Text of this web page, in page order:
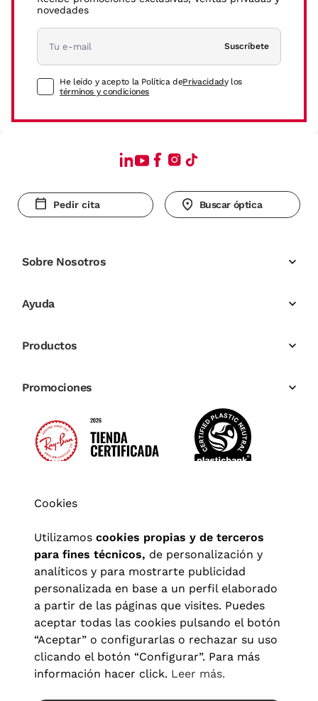
novedades
Suscríbete
He leído y acepto la Política dePrivacidady los
términos y condiciones
Pedir cita Buscar óptica
Sobre Nosotros
Ayuda
Productos
Promociones
Aviso legal| Política de privacidad Términos y condiciones
Política de cookies|Configuración de cookies
Cookies
Utilizamos cookies propias y de terceros
para fines técnicos, de personalización y
analíticos y para mostrarte publicidad
personalizada en base a un perfil elaborado
a partir de las páginas que visites. Puedes
aceptar todas las cookies pulsando el botón
“Aceptar” o configurarlas o rechazar su uso
clicando el botón “Configurar”. Para más
información hacer click. Leer más.